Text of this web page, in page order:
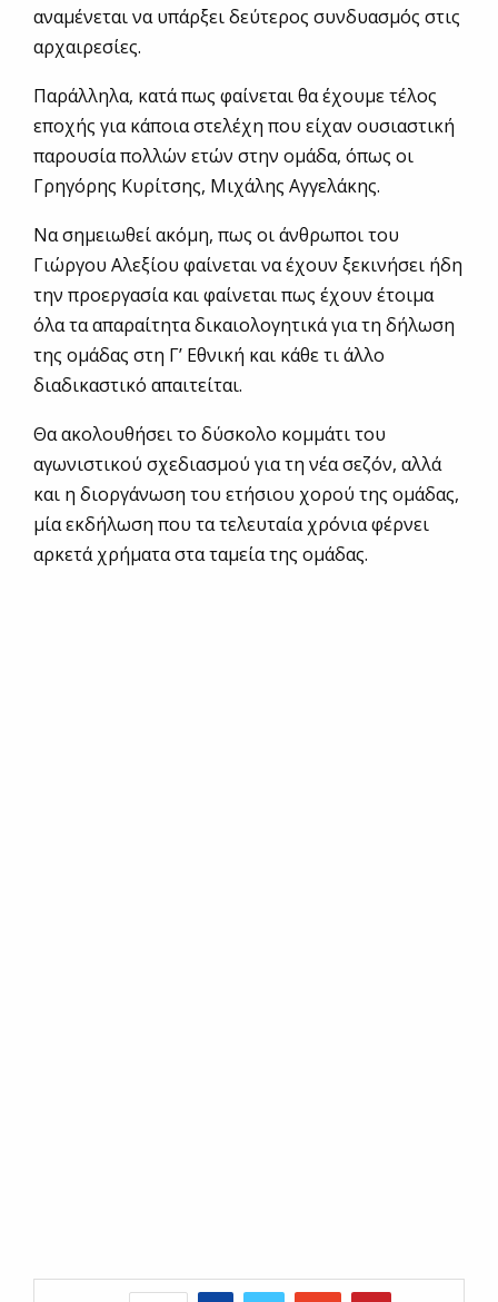
αναμένεται να υπάρξει δεύτερος συνδυασμός στις
αρχαιρεσίες.
Παράλληλα, κατά πως φαίνεται θα έχουμε τέλος
εποχής για κάποια στελέχη που είχαν ουσιαστική
παρουσία πολλών ετών στην ομάδα, όπως οι
Γρηγόρης Κυρίτσης, Μιχάλης Αγγελάκης.
Να σημειωθεί ακόμη, πως οι άνθρωποι του
Γιώργου Αλεξίου φαίνεται να έχουν ξεκινήσει ήδη
την προεργασία και φαίνεται πως έχουν έτοιμα
όλα τα απαραίτητα δικαιολογητικά για τη δήλωση
της ομάδας στη Γ’ Εθνική και κάθε τι άλλο
διαδικαστικό απαιτείται.
Θα ακολουθήσει το δύσκολο κομμάτι του
αγωνιστικού σχεδιασμού για τη νέα σεζόν, αλλά
και η διοργάνωση του ετήσιου χορού της ομάδας,
μία εκδήλωση που τα τελευταία χρόνια φέρνει
αρκετά χρήματα στα ταμεία της ομάδας.